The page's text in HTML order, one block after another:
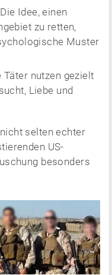
Idee, einen
zu retten,
Muster
Täter nutzen gezielt
Liebe und
selten echter
US-
besonders